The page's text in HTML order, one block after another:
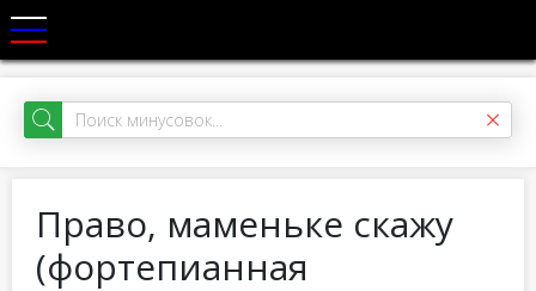
Право, маменьке скажу
(фортепианная